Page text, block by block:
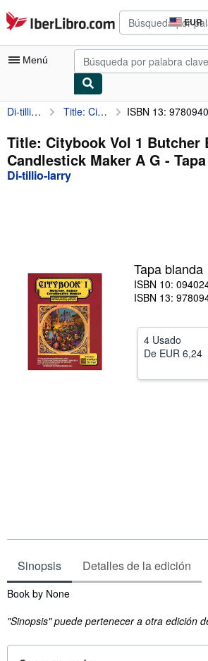
Pasar al contenido principal
IberLibro.com EUR
de
compra
del
Menú
Mi cuenta
Consultar mis pedidos
Búsqueda avanzada
Colecciones
Comenzar a vender
Ayuda
CERRAR
Di-tillio-larry Title: Citybook Vol 1 Butcher Baker Candlestick Maker A G ISBN 13:
Title: Citybook Vol 1 Butcher
Candlestick Maker A G -
Di-tillio-larry
Tapa blanda
ISBN 10:
ISBN 13:
4 Usado
De EUR 6,24
Sinopsis Detalles de la edición
Sinopsis
Book by None
"Sinopsis" puede pertenecer a otra edición